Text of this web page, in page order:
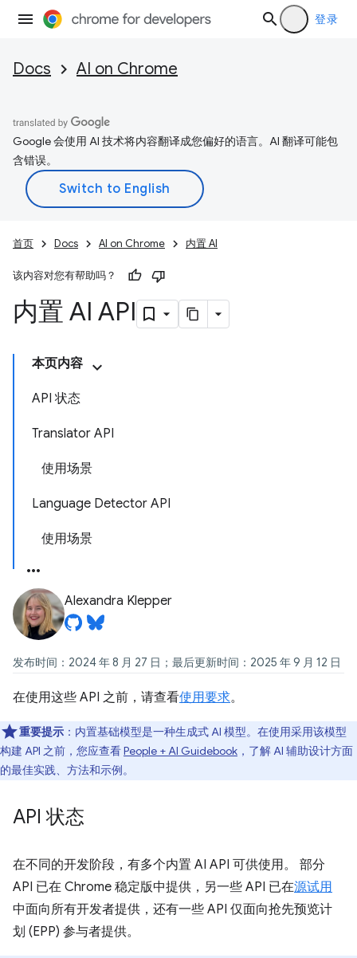
登录
Docs AI on Chrome
Google 会使用 AI 技术将内容翻译成您偏好的语言。AI 翻译可能包
含错误。
首页 Docs AI on Chrome 内置 AI
该内容对您有帮助吗？
内置 AI API
本页内容
API 状态
Translator API
使用场景
Language Detector API
使用场景
Alexandra Klepper
发布时间：2024 年 8 月 27 日；最后更新时间：2025 年 9 月 12 日
在使用这些 API 之前，请查看使用要求。
重要提示 ：内置基础模型是一种生成式 AI 模型。在使用采用该模型
构建 API 之前，您应查看People + AI Guidebook ，了解 AI 辅助设计方面
的最佳实践、方法和示例。
API 状态
在不同的开发阶段，有多个内置 AI API 可供使用。 部分
API 已在 Chrome 稳定版中提供，另一些 API 已在源试用
中面向所有开发者提供，还有一些 API 仅面向抢先预览计
划 (EPP) 参与者提供。